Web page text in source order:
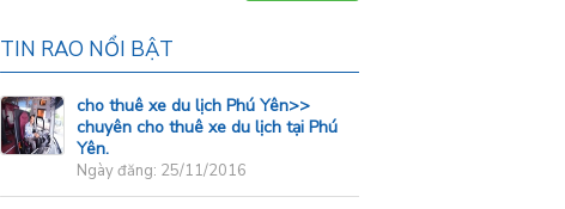
TIN RAO NỔI BẬT
cho thuê xe du lịch Phú Yên>>
chuyên cho thuê xe du lịch tại Phú
Yên.
Ngày đăng: 25/11/2016